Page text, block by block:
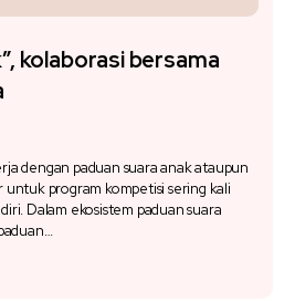
kolaborasi bersama
dengan paduan suara anak ataupun
program kompetisi sering kali
Dalam ekosistem paduan suara